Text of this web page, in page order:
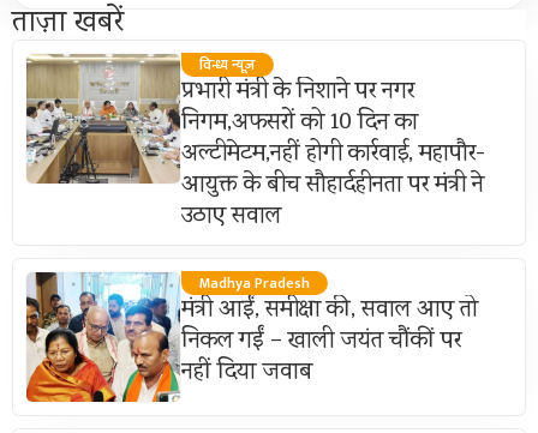
ताज़ा खबरें
विन्ध्य न्यूज़
प्रभारी मंत्री के निशाने पर नगर
निगम,अफसरों को 10 दिन का
अल्टीमेटम,नहीं होगी कार्रवाई, महापौर-
आयुक्त के बीच सौहार्दहीनता पर मंत्री ने
उठाए सवाल
Madhya Pradesh
मंत्री आईं, समीक्षा की, सवाल आए तो
निकल गईं – खाली जयंत चौंकीं पर
नहीं दिया जवाब